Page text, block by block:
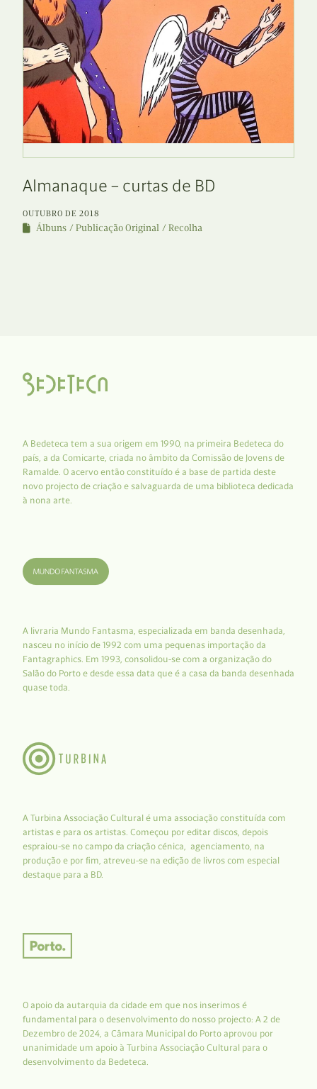
Almanaque – curtas de BD
OUTUBRO DE 2018
Álbuns Publicação Original Recolha
A Bedeteca tem a sua origem em 1990, na primeira Bedeteca do
país, a da Comicarte, criada no âmbito da Comissão de Jovens de
Ramalde. O acervo então constituído é a base de partida deste
novo projecto de criação e salvaguarda de uma biblioteca dedicada
à nona arte.
A livraria Mundo Fantasma, especializada em banda desenhada,
nasceu no início de 1992 com uma pequenas importação da
Fantagraphics. Em 1993, consolidou-se com a organização do
Salão do Porto e desde essa data que é a casa da banda desenhada
quase toda.
A Turbina Associação Cultural é uma associação constituída com
artistas e para os artistas. Começou por editar discos, depois
espraiou-se no campo da criação cénica, agenciamento, na
produção e por fim, atreveu-se na edição de livros com especial
destaque para a BD.
O apoio da autarquia da cidade em que nos inserimos é
fundamental para o desenvolvimento do nosso projecto: A 2 de
Dezembro de 2024, a Câmara Municipal do Porto aprovou por
unanimidade um apoio à Turbina Associação Cultural para o
desenvolvimento da Bedeteca.